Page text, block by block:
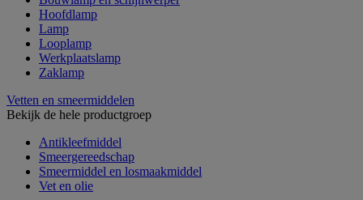
Hoofdlamp
Lamp
Looplamp
Werkplaatslamp
Zaklamp
Vetten en smeermiddelen
Bekijk de hele productgroep
Antikleefmiddel
Smeergereedschap
Smeermiddel en losmaakmiddel
Vet en olie